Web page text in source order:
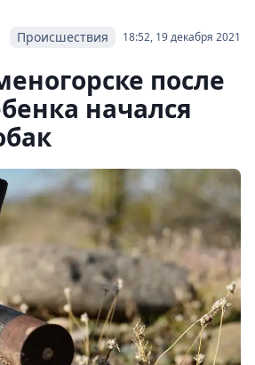
18:52, 19 декабря 2021
Происшествия
после
начался